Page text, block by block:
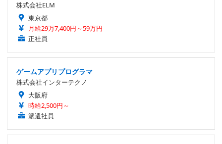
株式会社ELM
東京都
月給29万7,400円～59万円
正社員
ゲームアプリプログラマ
株式会社インターテクノ
大阪府
時給2,500円～
派遣社員